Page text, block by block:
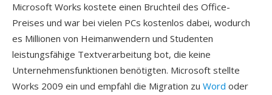
Microsoft Works kostete einen Bruchteil des Office-
Preises und war bei vielen PCs kostenlos dabei, wodurch
es Millionen von Heimanwendern und Studenten
leistungsfähige Textverarbeitung bot, die keine
Unternehmensfunktionen benötigten. Microsoft stellte
Works 2009 ein und empfahl die Migration zu Word oder